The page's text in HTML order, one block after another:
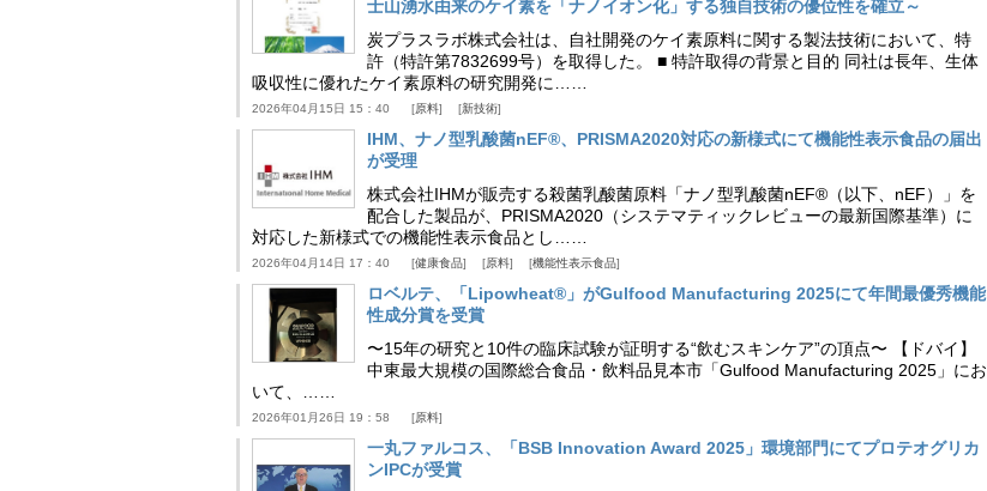
士山湧水由来のケイ素を「ナノイオン化」する独自技術の優位性を確立～
炭プラスラボ株式会社は、自社開発のケイ素原料に関する製法技術において、特
許（特許第7832699号）を取得した。 ■ 特許取得の背景と目的 同社は長年、生体
吸収性に優れたケイ素原料の研究開発に……
2026年04月15日 15：40 原料 新技術
IHM、ナノ型乳酸菌nEF®、PRISMA2020対応の新様式にて機能性表示食品の届出
が受理
株式会社IHMが販売する殺菌乳酸菌原料「ナノ型乳酸菌nEF®（以下、nEF）」を
配合した製品が、PRISMA2020（システマティックレビューの最新国際基準）に
対応した新様式での機能性表示食品とし……
2026年04月14日 17：40 健康食品 原料 機能性表示食品
ロベルテ、「Lipowheat®」がGulfood Manufacturing 2025にて年間最優秀機能
性成分賞を受賞
〜15年の研究と10件の臨床試験が証明する“飲むスキンケア”の頂点〜 【ドバイ】
中東最大規模の国際総合食品・飲料品見本市「Gulfood Manufacturing 2025」にお
いて、……
2026年01月26日 19：58 原料
一丸ファルコス、「BSB Innovation Award 2025」環境部門にてプロテオグリカ
ンIPCが受賞